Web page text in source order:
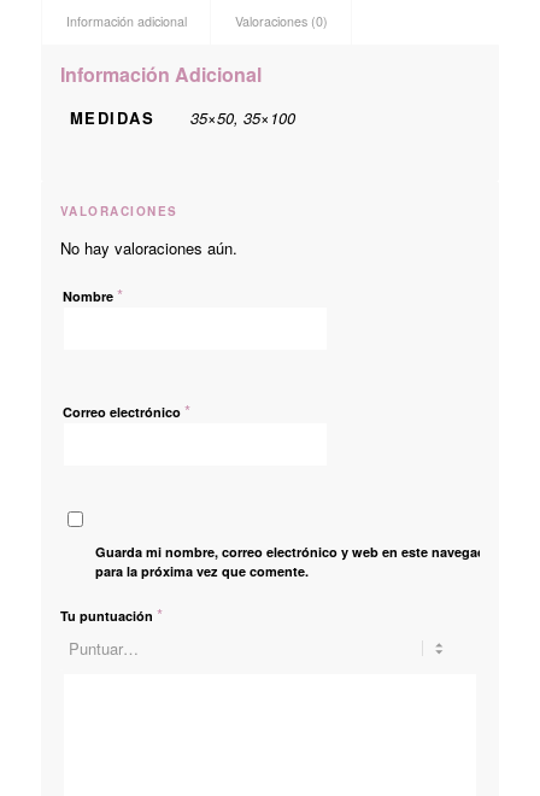
Información adicional Valoraciones (0)
Información Adicional
MEDIDAS 35×50, 35×100
VALORACIONES
No hay valoraciones aún.
Nombre *
Correo electrónico *
Guarda mi nombre, correo electrónico y web en este navegador
para la próxima vez que comente.
Tu puntuación *